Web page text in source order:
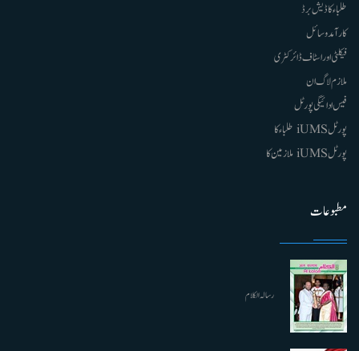
طلباء کا ڈیش برڈ
کارآمد وسائل
فیکلٹی اور اسٹاف ڈائرکٹری
ملازم لاگ ان
فیس ادائیگی پورٹل
پورٹل iUMS طلباء کا
پورٹل iUMS ملازمین کا
مطبوعات
رسالہ الکلام